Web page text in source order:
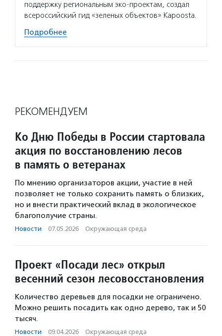
поддержку региональным эко-проектам, создал
всероссийский гид «зеленых объектов» Kapoosta.
Подробнее
РЕКОМЕНДУЕМ
Ко Дню Победы в России стартовала
акция по восстановлению лесов
в память о ветеранах
По мнению организаторов акции, участие в ней
позволяет не только сохранить память о близких,
но и внести практический вклад в экологическое
благополучие страны.
Новости · 07.05.2026 · Окружающая среда
Проект «Посади лес» открыл
весенний сезон лесовосстановления
Количество деревьев для посадки не ограничено.
Можно решить посадить как одно дерево, так и 50
тысяч.
Новости · 09.04.2026 · Окружающая среда